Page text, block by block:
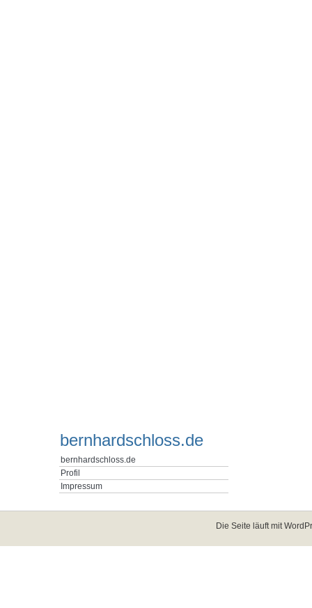
bernhardschloss.de
bernhardschloss.de
Profil
Impressum
Die Seite läuft mit